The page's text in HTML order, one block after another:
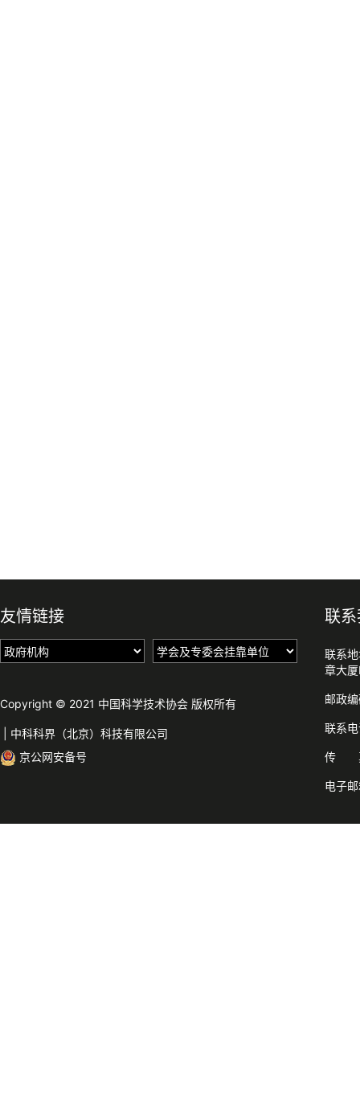
友情链接
Copyright © 2021 中国科学技术协会 版权所有
中科科界（北京）科技有限公司
京公网安备号
联
联系
章大
邮政
联系
传 真
电子